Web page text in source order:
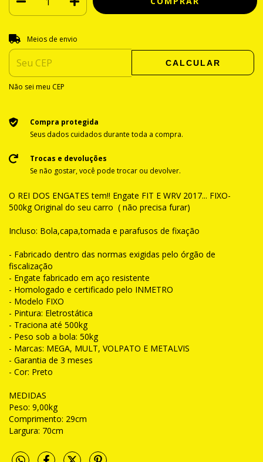
Entregas para o CEP:
Meios de envio
CALCULAR
Não sei meu CEP
Compra protegida
Seus dados cuidados durante toda a compra.
Trocas e devoluções
Se não gostar, você pode trocar ou devolver.
O REI DOS ENGATES tem!! Engate FIT E WRV 2017... FIXO-
500kg Original do seu carro ( não precisa furar)
Incluso: Bola,capa,tomada e parafusos de fixação
- Fabricado dentro das normas exigidas pelo órgão de
fiscalização
- Engate fabricado em aço resistente
- Homologado e certificado pelo INMETRO
- Modelo FIXO
- Pintura: Eletrostática
- Traciona até 500kg
- Peso sob a bola: 50kg
- Marcas: MEGA, MULT, VOLPATO E METALVIS
- Garantia de 3 meses
- Cor: Preto
MEDIDAS
Peso: 9,00kg
Comprimento: 29cm
Largura: 70cm